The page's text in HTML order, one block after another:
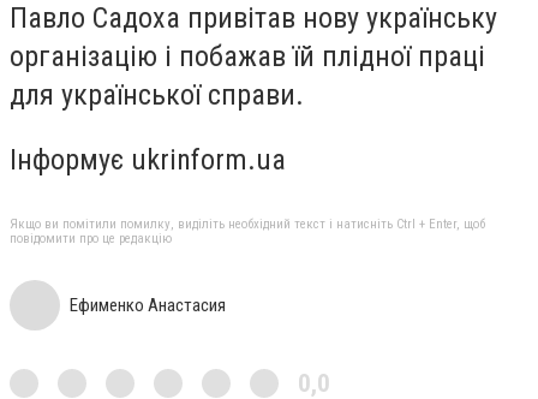
Павло Садоха привітав нову українську
організацію і побажав їй плідної праці
для української справи.
Інформує ukrinform.ua
Якщо ви помітили помилку, виділіть необхідний текст і натисніть Ctrl + Enter, щоб
повідомити про це редакцію
Ефименко Анастасия
0,0